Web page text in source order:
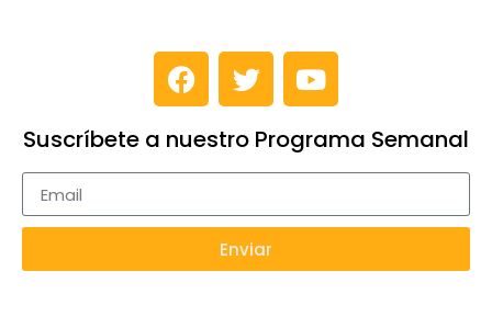
Suscríbete a nuestro Programa Semanal
Enviar